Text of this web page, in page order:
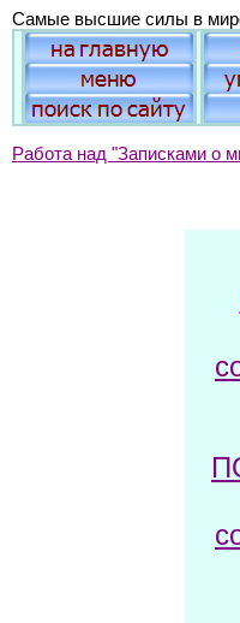
Cамые высшие силы в
Работа над "Записками о